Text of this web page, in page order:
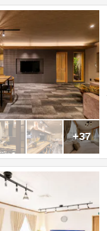
+37